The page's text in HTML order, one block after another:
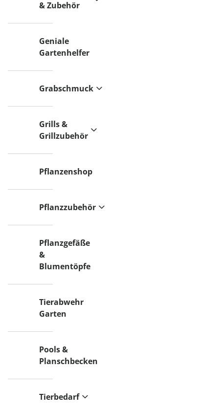
& Zubehör
Geniale
Gartenhelfer
Grabschmuck
Grills &
Grillzubehör
Pflanzenshop
Pflanzzubehör
Pflanzgefäße
&
Blumentöpfe
Tierabwehr
Garten
Pools &
Planschbecken
Tierbedarf